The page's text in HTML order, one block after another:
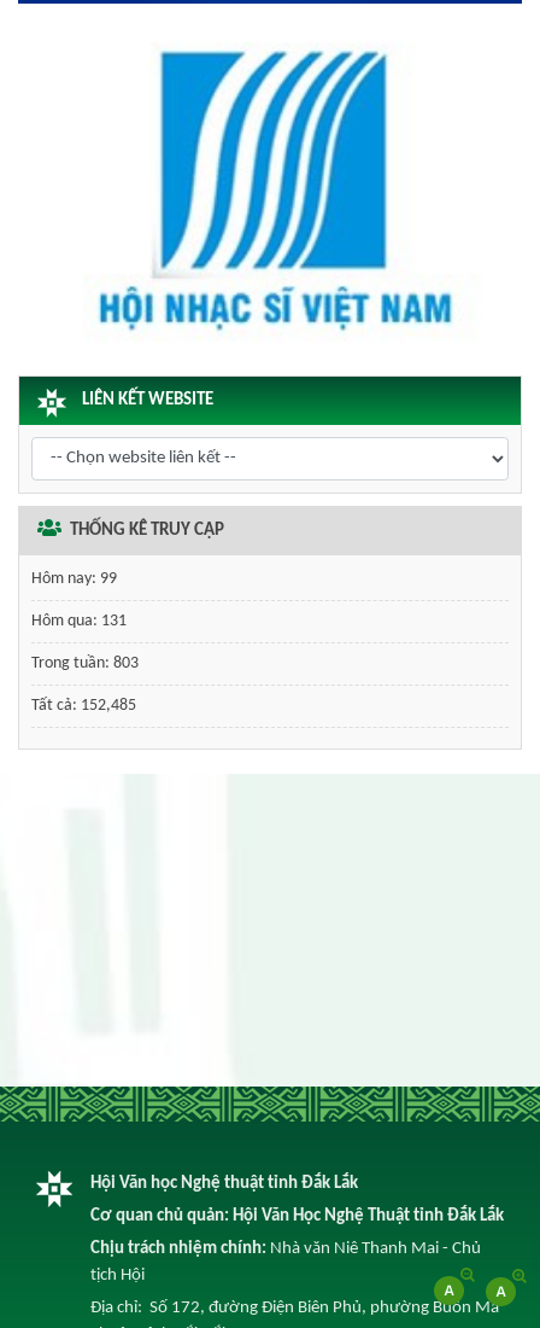
LIÊN KẾT WEBSITE
THỐNG KÊ TRUY CẬP
Hôm nay: 99
Hôm qua: 131
Trong tuần: 803
Tất cả: 152,485
Hội Văn học Nghệ thuật tỉnh Đắk Lắk
Cơ quan chủ quản: Hội Văn Học Nghệ Thuật tỉnh Đắk Lắk
Chịu trách nhiệm chính: Nhà văn Niê Thanh Mai - Chủ
tịch Hội
Địa chỉ: Số 172, đường Điện Biên Phủ, phường Buôn Ma